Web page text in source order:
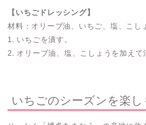
【いちごドレッシング】
材料：オリーブ油、いちご、塩、こし
1. いちごを潰す。
2. オリーブ油、塩、こしょうを加えて
いちごのシーズンを楽し